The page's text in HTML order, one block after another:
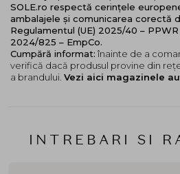
INTREBARI SI
SOLE.ro respectă cerințele
ambalajele și comunicarea corectă
Regulamentul (UE) 2025/40 –
2024/825 – EmpCo.
Cumpără informat: înainte de a
verifică dacă produsul provine din
a brandului. Vezi aici magazinele